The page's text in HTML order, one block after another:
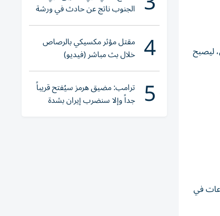
ليصبح
في
الجنوب ناتج عن حادث في ورشة
ولا إصابات
4 مقتل مؤثر مكسيكي بالرصاص
خلال بث مباشر (فيديو)
5 ترامب: مضيق هرمز سيُفتح قريباً
جداً وإلا سنضرب إيران بشدة